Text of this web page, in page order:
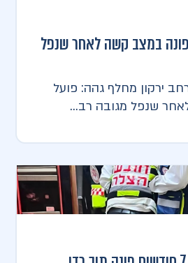
במצב קשה לאחר שנפל
ירקון מחלף גהה: פועל
שנפל מגובה רב...